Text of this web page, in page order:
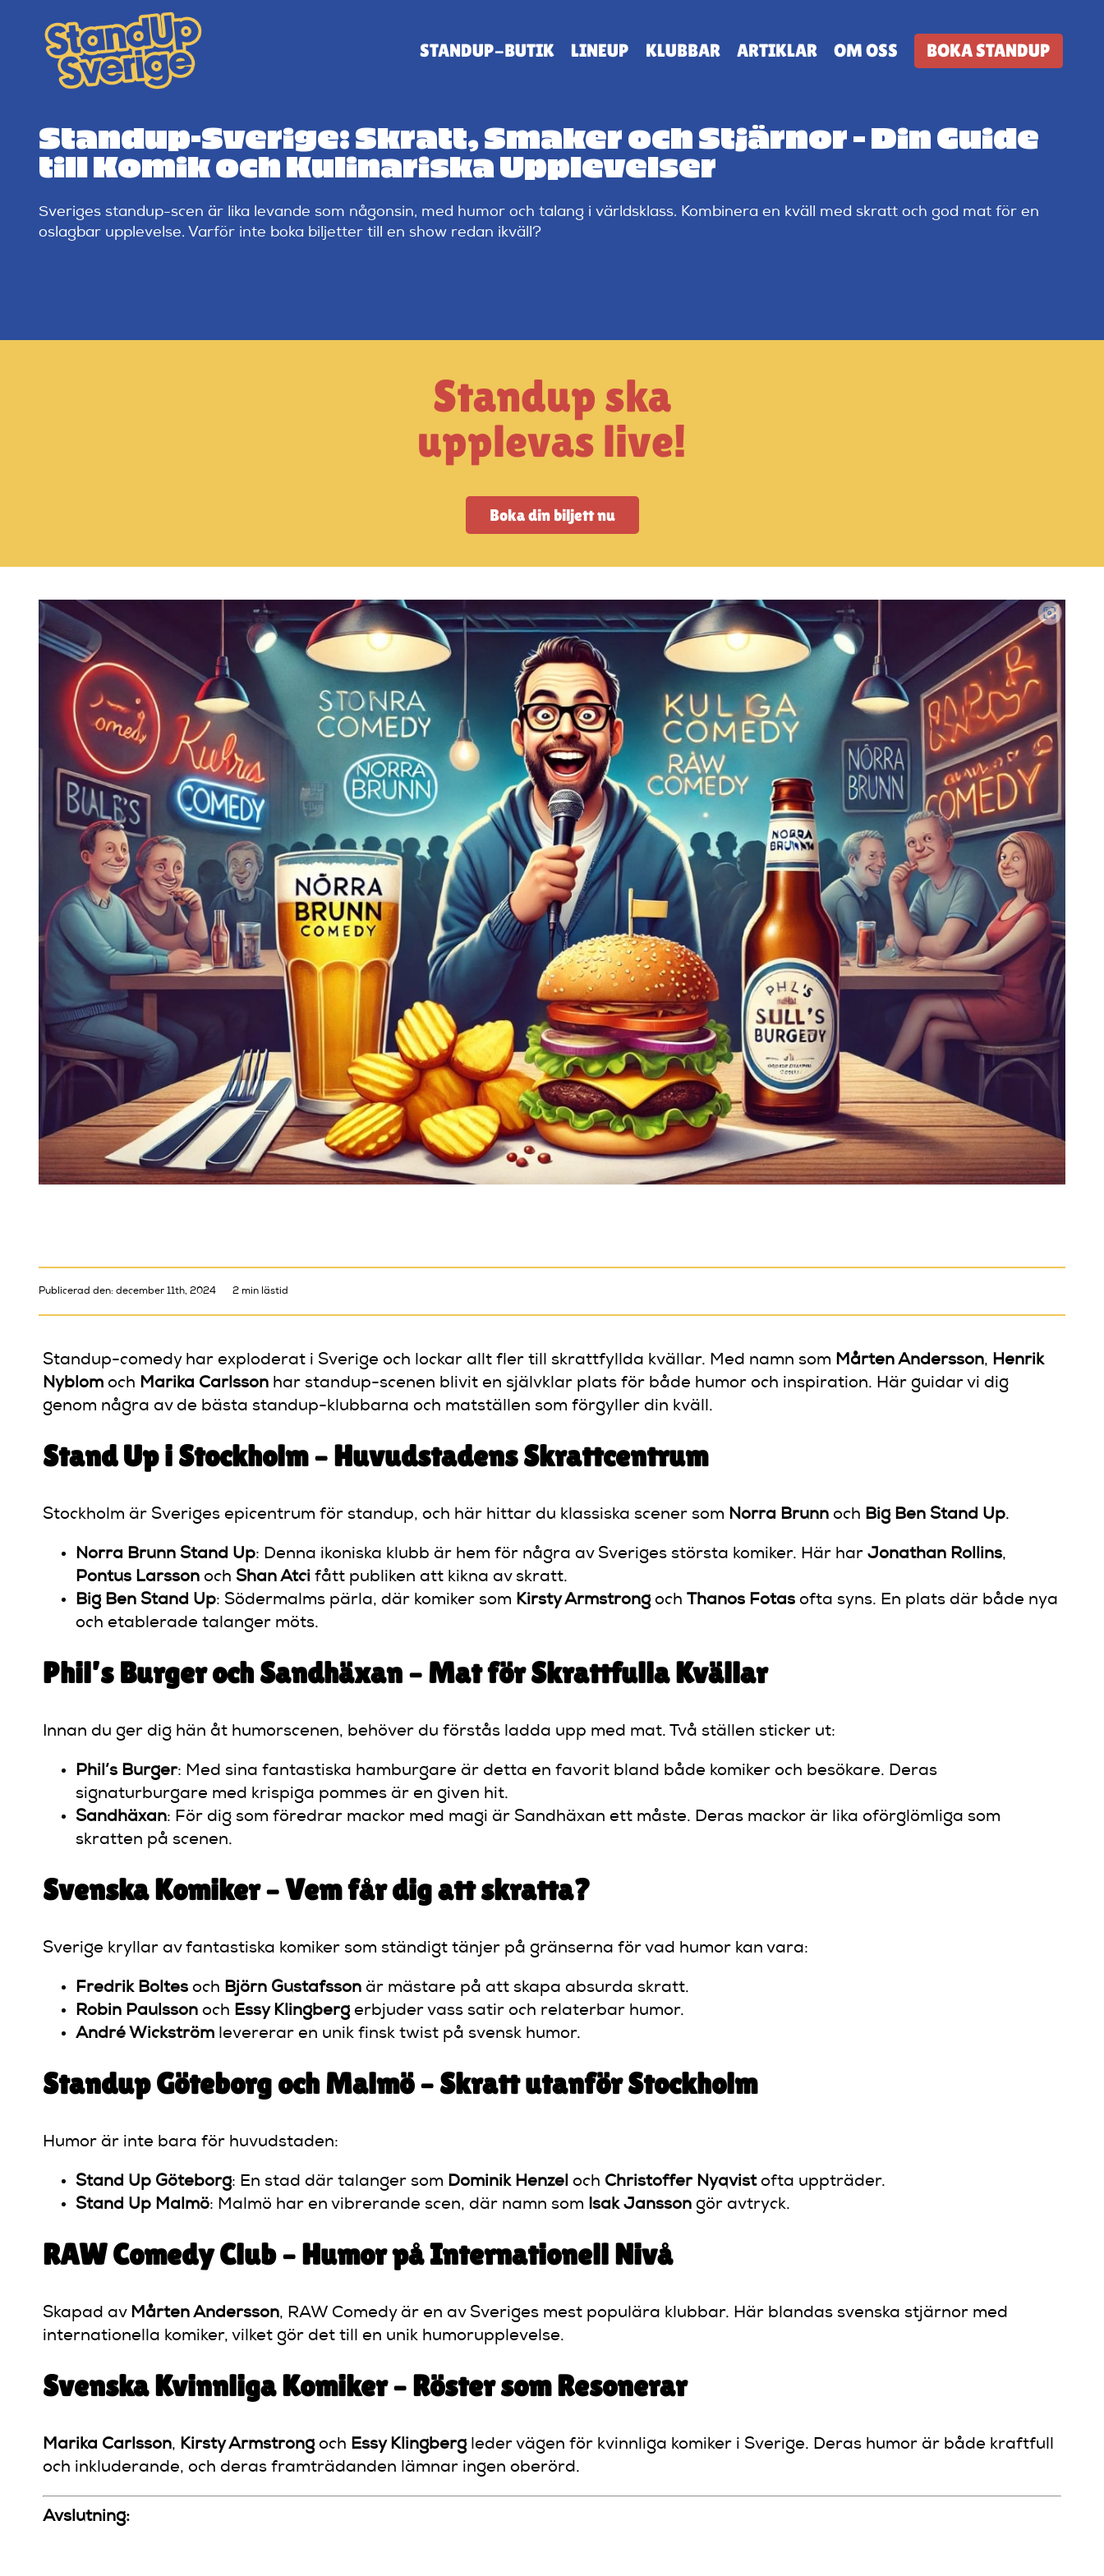
content
STANDUP-BUTIK LINEUP KLUBBAR ARTIKLAR OM OSS BOKA STANDUP
Standup-Sverige: Skratt, Smaker och Stjärnor – Din Guide
till Komik och Kulinariska Upplevelser
Sveriges standup-scen är lika levande som någonsin, med humor och talang i världsklass. Kombinera en kväll med skratt och god mat för en
oslagbar upplevelse. Varför inte boka biljetter till en show redan ikväll?
Standup ska
upplevas live!
Boka din biljett nu
Publicerad den: december 11th, 2024 2 min lästid
Standup-comedy har exploderat i Sverige och lockar allt fler till skrattfyllda kvällar. Med namn som Mårten Andersson, Henrik
Nyblomoch Marika Carlssonhar standup-scenen blivit en självklar plats för både humor och inspiration. Här guidar vi dig
genom några av de bästa standup-klubbarna och matställen som förgyller din kväll.
Stand Up i Stockholm – Huvudstadens Skrattcentrum
Stockholm är Sveriges epicentrum för standup, och här hittar du klassiska scener som Norra Brunnoch Big Ben Stand Up.
Norra Brunn Stand Up: Denna ikoniska klubb är hem för några av Sveriges största komiker. Här har Jonathan Rollins,
Pontus Larssonoch Shan Atci fått publiken att kikna av skratt.
Big Ben Stand Up: Södermalms pärla, där komiker som Kirsty Armstrongoch Thanos Fotasofta syns. En plats där både nya
och etablerade talanger möts.
Phil’s Burger och Sandhäxan – Mat för Skrattfulla Kvällar
Innan du ger dig hän åt humorscenen, behöver du förstås ladda upp med mat. Två ställen sticker ut:
Phil’s Burger: Med sina fantastiska hamburgare är detta en favorit bland både komiker och besökare. Deras
signaturburgare med krispiga pommes är en given hit.
Sandhäxan: För dig som föredrar mackor med magi är Sandhäxan ett måste. Deras mackor är lika oförglömliga som
skratten på scenen.
Svenska Komiker – Vem får dig att skratta?
Sverige kryllar av fantastiska komiker som ständigt tänjer på gränserna för vad humor kan vara:
Fredrik Boltesoch Björn Gustafssonär mästare på att skapa absurda skratt.
Robin Paulssonoch Essy Klingbergerbjuder vass satir och relaterbar humor.
André Wickströmlevererar en unik finsk twist på svensk humor.
Standup Göteborg och Malmö – Skratt utanför Stockholm
Humor är inte bara för huvudstaden:
Stand Up Göteborg: En stad där talanger som Dominik Henzel och Christoffer Nyqvistofta uppträder.
Stand Up Malmö: Malmö har en vibrerande scen, där namn som Isak Janssongör avtryck.
RAW Comedy Club – Humor på Internationell Nivå
Skapad av Mårten Andersson, RAW Comedy är en av Sveriges mest populära klubbar. Här blandas svenska stjärnor med
internationella komiker, vilket gör det till en unik humorupplevelse.
Svenska Kvinnliga Komiker – Röster som Resonerar
Marika Carlsson, Kirsty Armstrongoch Essy Klingbergleder vägen för kvinnliga komiker i Sverige. Deras humor är både kraftfull
och inkluderande, och deras framträdanden lämnar ingen oberörd.
Avslutning: